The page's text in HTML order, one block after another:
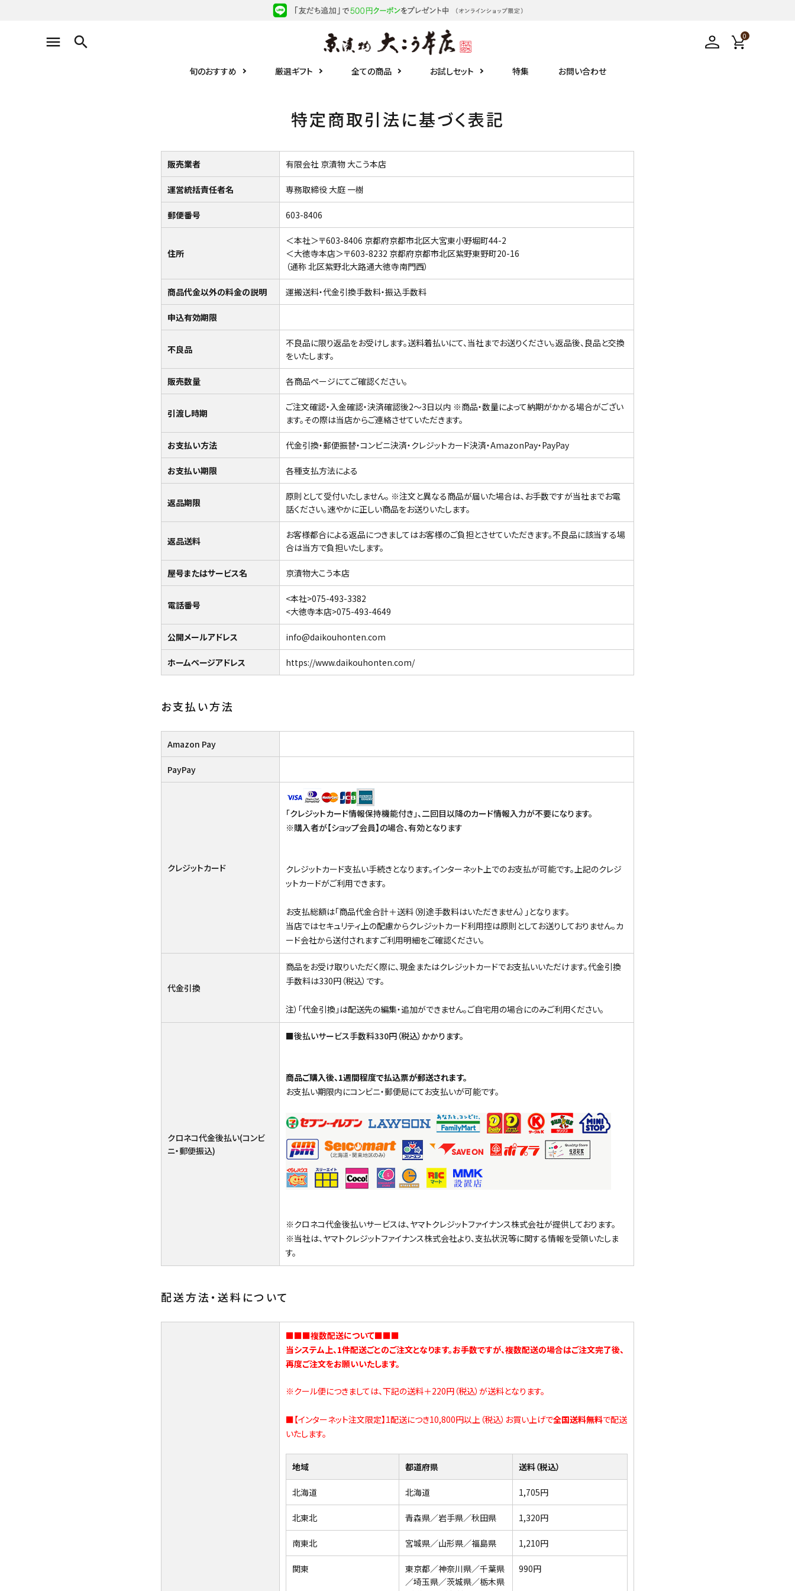
search 0
旬のおすすめ 厳選ギフト 全ての商品 お試しセット 特集 お問い合わせ
新規会員登録
特定商取引法に基づく表記
販売業者 有限会社 京漬物 大こう本店
運営統括責任者名 専務取締役 大庭 一樹
郵便番号 603-8406
住所
＜本社＞〒603-8406 京都府京都市北区大宮東小野堀町44-2
＜大徳寺本店＞〒603-8232 京都府京都市北区紫野東野町20-16
（通称 北区紫野北大路通大徳寺南門西）
商品代金以外の料金の説明 運搬送料・代金引換手数料・振込手数料
申込有効期限
不良品
不良品に限り返品をお受けします。送料着払いにて、当社までお送りください。返品後、良品と交換
をいたします。
販売数量 各商品ページにてご確認ください。
引渡し時期
ご注文確認・入金確認・決済確認後2〜3日以内 ※商品・数量によって納期がかかる場合がござい
ます。その際は当店からご連絡させていただきます。
お支払い方法 代金引換・郵便振替・コンビニ決済・クレジットカード決済・AmazonPay・PayPay
お支払い期限 各種支払方法による
返品期限
原則として受付いたしません。 ※注文と異なる商品が届いた場合は、お手数ですが当社までお電
話ください。速やかに正しい商品をお送りいたします。
返品送料
お客様都合による返品につきましてはお客様のご負担とさせていただきます。不良品に該当する場
合は当方で負担いたします。
屋号またはサービス名 京漬物大こう本店
電話番号
<本社>075-493-3382
<大徳寺本店>075-493-4649
公開メールアドレス info@daikouhonten.com
ホームページアドレス https://www.daikouhonten.com/
お支払い方法
Amazon Pay
PayPay
クレジットカード
「クレジットカード情報保持機能付き」、二回目以降のカード情報入力が不要になります。
※購入者が【ショップ会員】の場合、有効となります
クレジットカード支払い手続きとなります。インターネット上でのお支払が可能です。上記のクレジ
ットカードがご利用できます。
お支払総額は「商品代金合計＋送料（別途手数料はいただきません）」となります。
当店ではセキュリティ上の配慮からクレジットカード利用控は原則としてお送りしておりません。カ
ード会社から送付されますご利用明細をご確認ください。
代金引換
商品をお受け取りいただく際に、現金またはクレジットカードでお支払いいただけます。代金引換
手数料は330円（税込）です。
注）「代金引換」は配送先の編集・追加ができません。ご自宅用の場合にのみご利用ください。
クロネコ代金後払い(コンビ
ニ・郵便振込)
■後払いサービス手数料330円（税込）かかります。
商品ご購入後、1週間程度で払込票が郵送されます。
お支払い期限内にコンビニ・郵便局にてお支払いが可能です。
※クロネコ代金後払いサービスは、ヤマトクレジットファイナンス株式会社が提供しております。
※当社は、ヤマトクレジットファイナンス株式会社より、支払状況等に関する情報を受領いたしま
す。
配送方法・送料について
■■■複数配送について■■■
当システム上、1件配送ごとのご注文となります。お手数ですが、複数配送の場合はご注文完了後、
再度ご注文をお願いいたします。
※クール便につきましては、下記の送料＋220円（税込）が送料となります。
■【インターネット注文限定】1配送につき10,800円以上（税込）お買い上げで全国送料無料で配送
いたします。
地域 都道府県 送料（税込）
北海道 北海道 1,705円
北東北 青森県／岩手県／秋田県 1,320円
南東北 宮城県／山形県／福島県 1,210円
関東
東京都／神奈川県／千葉県
／埼玉県／茨城県／栃木県
990円